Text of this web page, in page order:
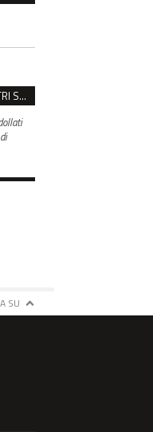
REGGIO, PIAZZALE EUROPA È UN INCUBO: VETRI SPACCATI E FURTI SULLE AUTO IN SOSTA
SU